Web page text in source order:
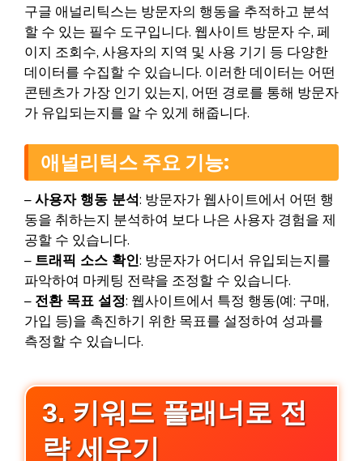
구글 애널리틱스는 방문자의 행동을 추적하고 분석
할 수 있는 필수 도구입니다. 웹사이트 방문자 수, 페
이지 조회수, 사용자의 지역 및 사용 기기 등 다양한
데이터를 수집할 수 있습니다. 이러한 데이터는 어떤
콘텐츠가 가장 인기 있는지, 어떤 경로를 통해 방문자
가 유입되는지를 알 수 있게 해줍니다.
애널리틱스 주요 기능:
–사용자 행동 분석: 방문자가 웹사이트에서 어떤 행
동을 취하는지 분석하여 보다 나은 사용자 경험을 제
공할 수 있습니다.
– 트래픽 소스 확인: 방문자가 어디서 유입되는지를
파악하여 마케팅 전략을 조정할 수 있습니다.
– 전환 목표 설정: 웹사이트에서 특정 행동(예: 구매,
가입 등)을 촉진하기 위한 목표를 설정하여 성과를
측정할 수 있습니다.
3. 키워드 플래너로 전
략 세우기